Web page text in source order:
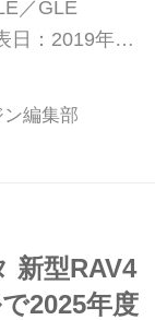
／GLE
日：2019年6
〜2435万円
編集部
新型RAV4
2025年度